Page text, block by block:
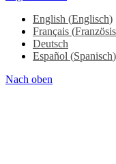
English (Englisch)
Français (
Deutsch
Español (Spanisch)
Nach oben